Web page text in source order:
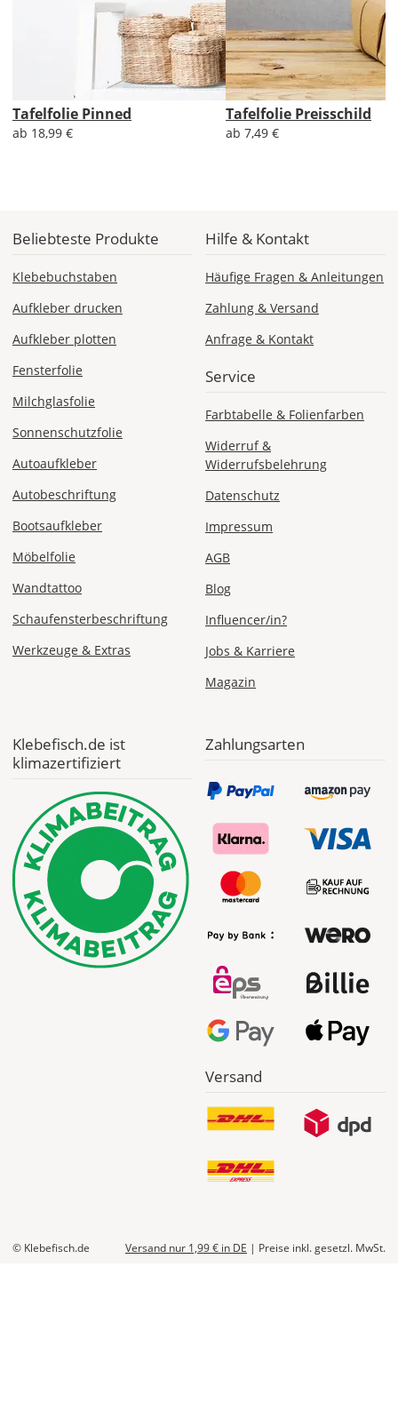
Versandkosten 1,99
Priority
Deutschland
Produktionsaufschlag
ab 5,99 EUR*
EUR
Deutschland
Fr., 07.08. -
Mo., 10.08.
Produktionsaufschlag
Versandkosten 14,99
EUR
*
vom
Die
im
Checkout
Tafelfolie Pinned
ab 18,99 €
Tafelfolie Preisschild
ab 7,49 €
Beliebteste Produkte
Klebebuchstaben
Aufkleber drucken
Aufkleber plotten
Fensterfolie
Milchglasfolie
Sonnenschutzfolie
Autoaufkleber
Autobeschriftung
Bootsaufkleber
Möbelfolie
Wandtattoo
Schaufensterbeschriftung
Werkzeuge & Extras
Hilfe & Kontakt
Häufige Fragen & Anleitungen
Zahlung & Versand
Anfrage & Kontakt
Service
Farbtabelle & Folienfarben
Widerruf &
Widerrufsbelehrung
Datenschutz
Impressum
AGB
Blog
Influencer/in?
Jobs & Karriere
Magazin
Klebefisch.de ist
klimazertifiziert
Zahlungsarten
Versand
© Klebefisch.de Versand nur 1,99 € in DE | Preise inkl. gesetzl. MwSt.